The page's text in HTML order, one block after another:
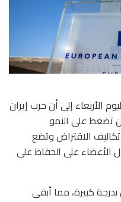
الأربعاء إلى أن حرب إيران
تضغط على النمو
الاقتراض وتضع
على الحفاظ على
كبيرة، مما أبقى